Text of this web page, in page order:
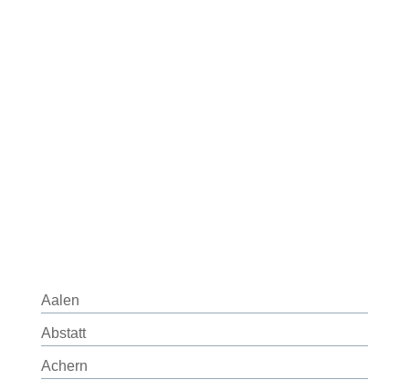
Aalen
Abstatt
Achern